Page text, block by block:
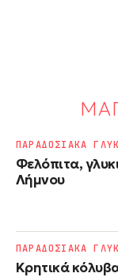
Φελόπιτα,
Λήμνου
ΠΑΡΑΔΟΣΙΑΚΑ
Κρητικά
ΠΑΡΑΔΟΣΙΑΚΑ